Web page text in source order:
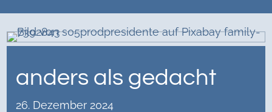
anders als gedacht
26. Dezember 2024